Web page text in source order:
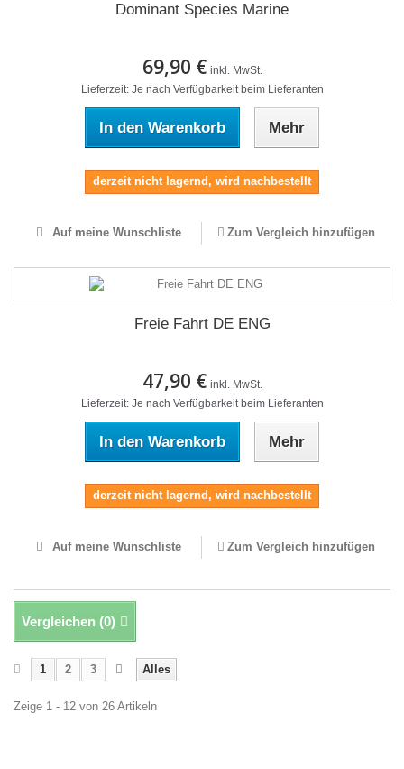
Dominant Species Marine
69,90 € inkl. MwSt.
Lieferzeit: Je nach Verfügbarkeit beim Lieferanten
In den Warenkorb Mehr
derzeit nicht lagernd, wird nachbestellt
Auf meine Wunschliste Zum Vergleich hinzufügen
Freie Fahrt DE ENG
47,90 € inkl. MwSt.
Lieferzeit: Je nach Verfügbarkeit beim Lieferanten
In den Warenkorb Mehr
derzeit nicht lagernd, wird nachbestellt
Auf meine Wunschliste Zum Vergleich hinzufügen
Vergleichen (0)
Alles
1 2 3
Zeige 1 - 12 von 26 Artikeln